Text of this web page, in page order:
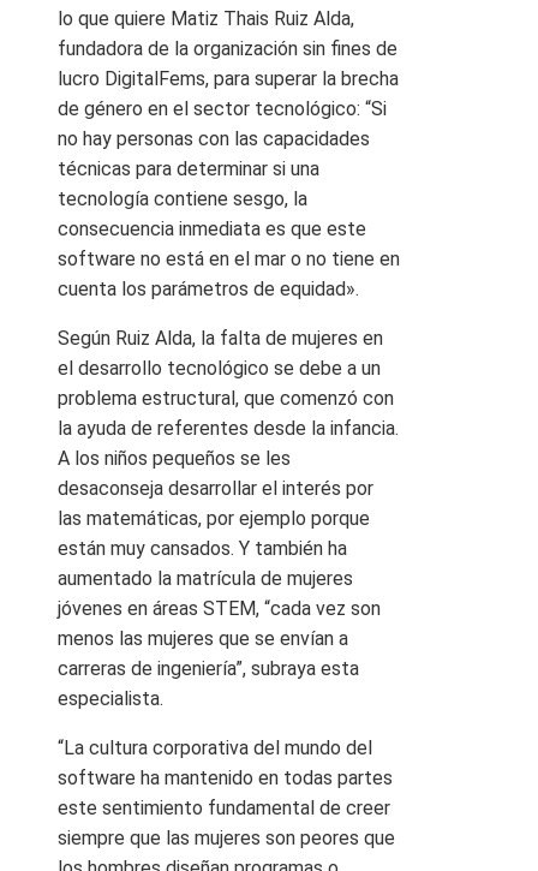
lo que quiere Matiz Thais Ruiz Alda,
fundadora de la organización sin fines de
lucro DigitalFems, para superar la brecha
de género en el sector tecnológico: “Si
no hay personas con las capacidades
técnicas para determinar si una
tecnología contiene sesgo, la
consecuencia inmediata es que este
software no está en el mar o no tiene en
cuenta los parámetros de equidad».
Según Ruiz Alda, la falta de mujeres en
el desarrollo tecnológico se debe a un
problema estructural, que comenzó con
la ayuda de referentes desde la infancia.
A los niños pequeños se les
desaconseja desarrollar el interés por
las matemáticas, por ejemplo porque
están muy cansados. Y también ha
aumentado la matrícula de mujeres
jóvenes en áreas STEM, “cada vez son
menos las mujeres que se envían a
carreras de ingeniería”, subraya esta
especialista.
“La cultura corporativa del mundo del
software ha mantenido en todas partes
este sentimiento fundamental de creer
siempre que las mujeres son peores que